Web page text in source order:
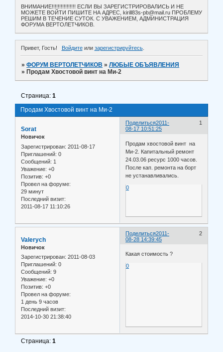
ВНИМАНИЕ!!!!!!!!!!!!!!!! ЕСЛИ ВЫ ЗАРЕГИСТРИРОВАЛИСЬ И НЕ
МОЖЕТЕ ВОЙТИ ПИШИТЕ НА АДРЕС, kirill83s-pb@mail.ru ПРОБЛЕМУ
РЕШИМ В ТЕЧЕНИЕ СУТОК. С УВАЖЕНИЕМ, АДМИНИСТРАЦИЯ
ФОРУМА ВЕРТОЛЕТЧИКОВ.
Привет, Гость! Войдитеили зарегистрируйтесь.
»ФОРУМ ВЕРТОЛЕТЧИКОВ »ЛЮБЫЕ ОБЪЯВЛЕНИЯ
» Продам Хвостовой винт на Ми-2
Продам Хвостовой винт на Ми-2
Страница:1
Поделиться 1
2011-
08-17 10:51:25
Sorat
Новичок
Зарегистрирован: 2011-08-17
Приглашений: 0
Сообщений: 1
Уважение: +0
Позитив: +0
Провел на форуме:
29 минут
Последний визит:
2011-08-17 11:10:26
Продам хвостовой винт на
Ми-2. Капитальный ремонт
24.03.06 ресурс 1000 часов.
После кап. ремонта на борт
не устанавливались.
0
Поделиться 2
2011-
08-28 14:39:45
Valerych
Новичок
Зарегистрирован: 2011-08-03
Приглашений: 0
Сообщений: 9
Уважение: +0
Позитив: +0
Провел на форуме:
1 день 9 часов
Последний визит:
2014-10-30 21:38:40
Какая стоимость ?
0
Страница:1